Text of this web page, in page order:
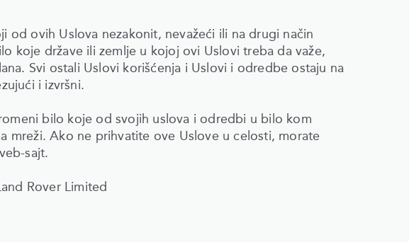
ovih Uslova nezakonit, nevažeći ili na drugi način
koje države ili zemlje u kojoj ovi Uslovi treba da važe,
Svi ostali Uslovi korišćenja i Uslovi i odredbe ostaju na
i izvršni.
bilo koje od svojih uslova i odredbi u bilo kom
mreži. Ako ne prihvatite ove Uslove u celosti, morate
sajt.
Rover Limited